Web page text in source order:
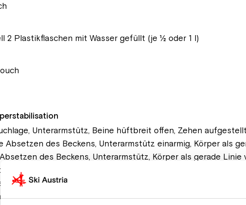
2 Plastikflaschen mit Wasser gefüllt (je ½ oder 1 l)
Unterarmstütz, Beine hüftbreit offen, Zehen
Absetzen des Beckens, Unterarmstütz einarmig, Körper als
des Beckens, Unterarmstütz, Körper als gerade
halten pro Lage
Arm/Bein diagonal strecken, in Seitenlage oberes Bein